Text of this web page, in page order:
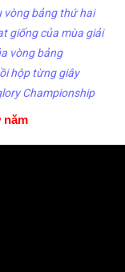
vòng bảng thứ hai
giống của mùa giải
vòng bảng
hộp từng giây
Championship
năm